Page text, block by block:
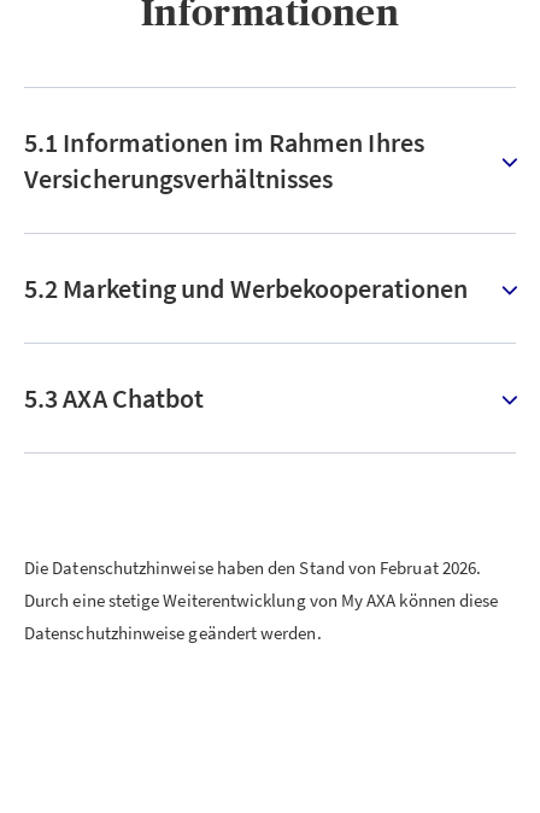
Informationen
5.1 Informationen im Rahmen Ihres
Versicherungsverhältnisses
5.2 Marketing und Werbekooperationen
5.3 AXA Chatbot
Die Datenschutzhinweise haben den Stand von Februat 2026.
Durch eine stetige Weiterentwicklung von My AXA können diese
Datenschutzhinweise geändert werden.